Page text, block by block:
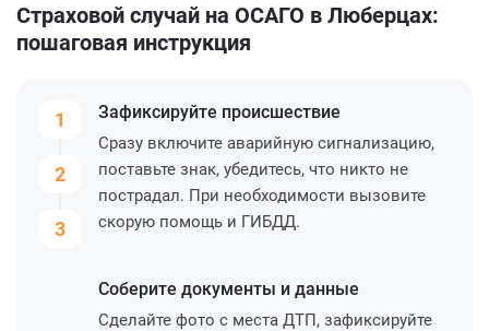
Страховой случай на ОСАГО в Люберцах:
пошаговая инструкция
1
2
3
Зафиксируйте происшествие
Сразу включите аварийную сигнализацию,
поставьте знак, убедитесь, что никто не
пострадал. При необходимости вызовите
скорую помощь и ГИБДД.
Соберите документы и данные
Сделайте фото с места ДТП, зафиксируйте